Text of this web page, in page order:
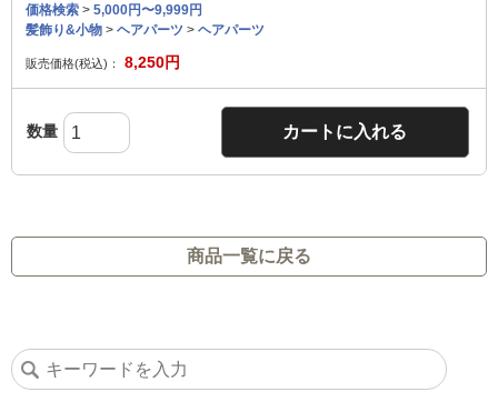
価格検索 > 5,000円〜9,999円
髪飾り&小物 > ヘアパーツ > ヘアパーツ
販売価格(税込)： 8,250円
数量 カートに入れる
商品一覧に戻る